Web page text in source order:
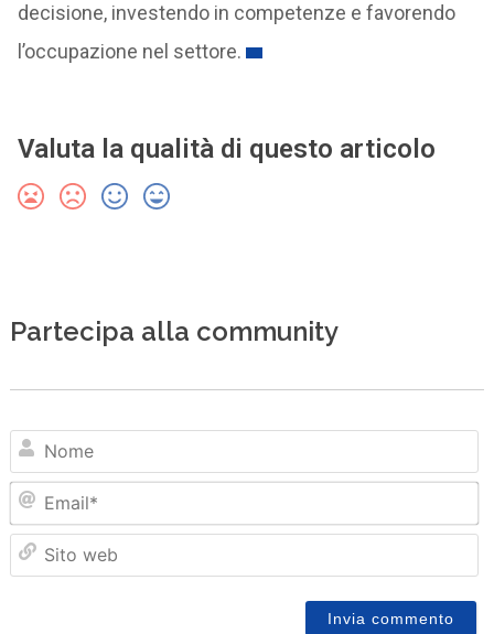
decisione, investendo in competenze e favorendo
l’occupazione nel settore.
Valuta la qualità di questo articolo
Partecipa alla community